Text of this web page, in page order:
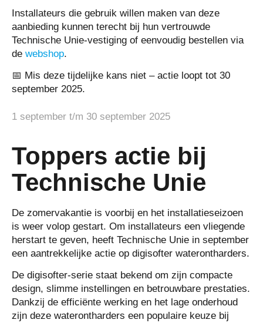
1 september t/m 30 september 2025
Toppers actie bij
Technische Unie
De zomervakantie is voorbij en het installatieseizoen
is weer volop gestart. Om installateurs een vliegende
herstart te geven, heeft Technische Unie in september
een aantrekkelijke actie op digisofter waterontharders.
De digisofter-serie staat bekend om zijn compacte
design, slimme instellingen en betrouwbare prestaties.
Dankzij de efficiënte werking en het lage onderhoud
zijn deze waterontharders een populaire keuze bij
Installateurs die gebruik willen maken van deze
aanbieding kunnen terecht bij hun vertrouwde
Technische Unie-vestiging of eenvoudig bestellen via
de webshop.
📅 Mis deze tijdelijke kans niet – actie loopt tot 30
september 2025.